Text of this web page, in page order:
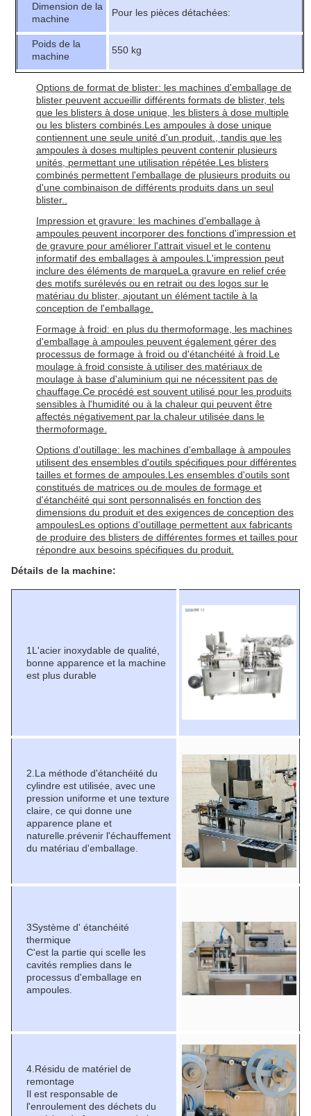
Dimension de la
machine
Pour les pièces détachées:
Poids de la
machine
550 kg
Options de format de blister: les machines d'emballage de
blister peuvent accueillir différents formats de blister, tels
que les blisters à dose unique, les blisters à dose multiple
ou les blisters combinés.Les ampoules à dose unique
contiennent une seule unité d'un produit., tandis que les
ampoules à doses multiples peuvent contenir plusieurs
unités, permettant une utilisation répétée.Les blisters
combinés permettent l'emballage de plusieurs produits ou
d'une combinaison de différents produits dans un seul
blister..
Impression et gravure: les machines d'emballage à
ampoules peuvent incorporer des fonctions d'impression et
de gravure pour améliorer l'attrait visuel et le contenu
informatif des emballages à ampoules.L'impression peut
inclure des éléments de marqueLa gravure en relief crée
des motifs surélevés ou en retrait ou des logos sur le
matériau du blister, ajoutant un élément tactile à la
conception de l'emballage.
Formage à froid: en plus du thermoformage, les machines
d'emballage à ampoules peuvent également gérer des
processus de formage à froid ou d'étanchéité à froid.Le
moulage à froid consiste à utiliser des matériaux de
moulage à base d'aluminium qui ne nécessitent pas de
chauffage.Ce procédé est souvent utilisé pour les produits
sensibles à l'humidité ou à la chaleur qui peuvent être
affectés négativement par la chaleur utilisée dans le
thermoformage.
Options d'outillage: les machines d'emballage à ampoules
utilisent des ensembles d'outils spécifiques pour différentes
tailles et formes de ampoules.Les ensembles d'outils sont
constitués de matrices ou de moules de formage et
d'étanchéité qui sont personnalisés en fonction des
dimensions du produit et des exigences de conception des
ampoulesLes options d'outillage permettent aux fabricants
de produire des blisters de différentes formes et tailles pour
répondre aux besoins spécifiques du produit.
Détails de la machine:
1L'acier inoxydable de qualité,
bonne apparence et la machine
est plus durable
2. La méthode d'étanchéité du
cylindre est utilisée, avec une
pression uniforme et une texture
claire, ce qui donne une
apparence plane et
naturelle.prévenir l'échauffement
du matériau d'emballage.
3Système d' étanchéité
thermique
C'est la partie qui scelle les
cavités remplies dans le
processus d'emballage en
ampoules.
4.Résidu de matériel de
remontage
Il est responsable de
l'enroulement des déchets du